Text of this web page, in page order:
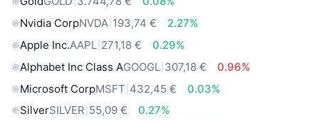
Nvidia CorpNVDA 193,74 €
2.27%
Apple Inc.AAPL 271,18 €
0.29%
Alphabet Inc Class AGOOGL 307,18 €
0.96%
Microsoft CorpMSFT 432,45 €
0.03%
SilverSILVER 55,09 €
0.27%